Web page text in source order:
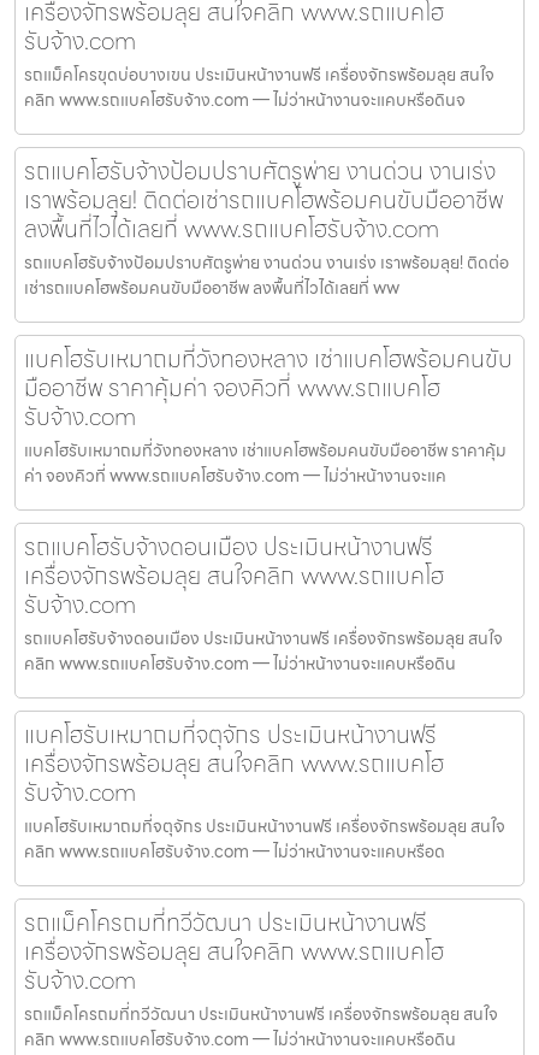
เครื่องจักรพร้อมลุย สนใจคลิก www.รถแบคโฮ
รับจ้าง.com
รถแม็คโครขุดบ่อบางเขน ประเมินหน้างานฟรี เครื่องจักรพร้อมลุย สนใจ
คลิก www.รถแบคโฮรับจ้าง.com — ไม่ว่าหน้างานจะแคบหรือดินจ
รถแบคโฮรับจ้างป้อมปราบศัตรูพ่าย งานด่วน งานเร่ง
เราพร้อมลุย! ติดต่อเช่ารถแบคโฮพร้อมคนขับมืออาชีพ
ลงพื้นที่ไวได้เลยที่ www.รถแบคโฮรับจ้าง.com
รถแบคโฮรับจ้างป้อมปราบศัตรูพ่าย งานด่วน งานเร่ง เราพร้อมลุย! ติดต่อ
เช่ารถแบคโฮพร้อมคนขับมืออาชีพ ลงพื้นที่ไวได้เลยที่ ww
แบคโฮรับเหมาถมที่วังทองหลาง เช่าแบคโฮพร้อมคนขับ
มืออาชีพ ราคาคุ้มค่า จองคิวที่ www.รถแบคโฮ
รับจ้าง.com
แบคโฮรับเหมาถมที่วังทองหลาง เช่าแบคโฮพร้อมคนขับมืออาชีพ ราคาคุ้ม
ค่า จองคิวที่ www.รถแบคโฮรับจ้าง.com — ไม่ว่าหน้างานจะแค
รถแบคโฮรับจ้างดอนเมือง ประเมินหน้างานฟรี
เครื่องจักรพร้อมลุย สนใจคลิก www.รถแบคโฮ
รับจ้าง.com
รถแบคโฮรับจ้างดอนเมือง ประเมินหน้างานฟรี เครื่องจักรพร้อมลุย สนใจ
คลิก www.รถแบคโฮรับจ้าง.com — ไม่ว่าหน้างานจะแคบหรือดิน
แบคโฮรับเหมาถมที่จตุจักร ประเมินหน้างานฟรี
เครื่องจักรพร้อมลุย สนใจคลิก www.รถแบคโฮ
รับจ้าง.com
แบคโฮรับเหมาถมที่จตุจักร ประเมินหน้างานฟรี เครื่องจักรพร้อมลุย สนใจ
คลิก www.รถแบคโฮรับจ้าง.com — ไม่ว่าหน้างานจะแคบหรือด
รถแม็คโครถมที่ทวีวัฒนา ประเมินหน้างานฟรี
เครื่องจักรพร้อมลุย สนใจคลิก www.รถแบคโฮ
รับจ้าง.com
รถแม็คโครถมที่ทวีวัฒนา ประเมินหน้างานฟรี เครื่องจักรพร้อมลุย สนใจ
คลิก www.รถแบคโฮรับจ้าง.com — ไม่ว่าหน้างานจะแคบหรือดิน